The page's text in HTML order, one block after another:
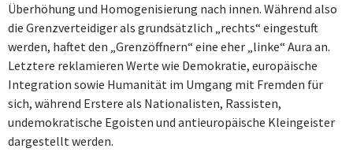
Überhöhung und Homogenisierung nach innen. Während also
die Grenzverteidiger als grundsätzlich „rechts“ eingestuft
werden, haftet den „Grenzöffnern“ eine eher „linke“ Aura an.
Letztere reklamieren Werte wie Demokratie, europäische
Integration sowie Humanität im Umgang mit Fremden für
sich, während Erstere als Nationalisten, Rassisten,
undemokratische Egoisten und antieuropäische Kleingeister
dargestellt werden.